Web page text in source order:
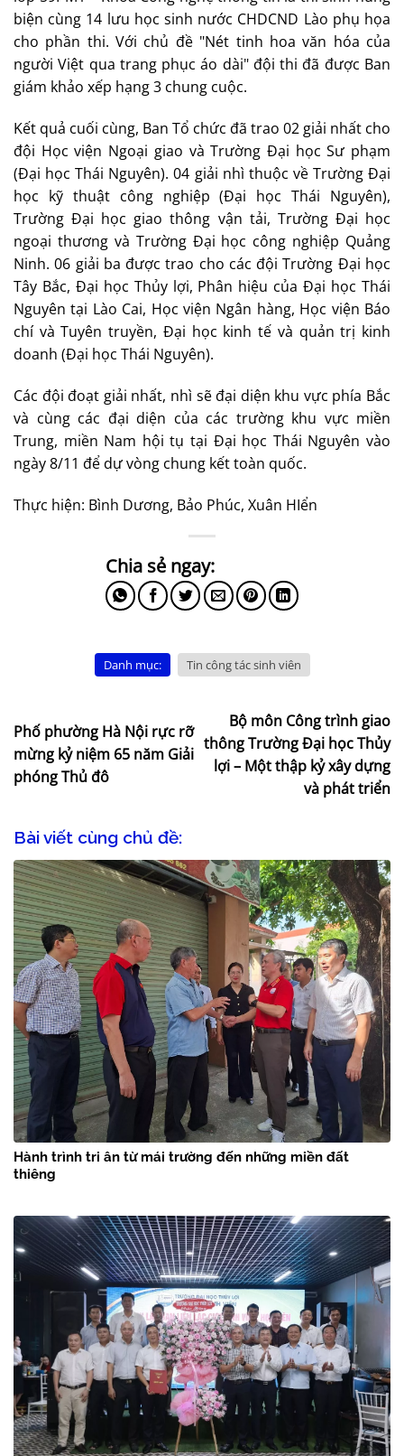
biện cùng 14 lưu học sinh nước CHDCND Lào phụ họa
cho phần thi. Với chủ đề "Nét tinh hoa văn hóa của
người Việt qua trang phục áo dài" đội thi đã được Ban
giám khảo xếp hạng 3 chung cuộc.
Kết quả cuối cùng, Ban Tổ chức đã trao 02 giải nhất cho
đội Học viện Ngoại giao và Trường Đại học Sư phạm
(Đại học Thái Nguyên). 04 giải nhì thuộc về Trường Đại
học kỹ thuật công nghiệp (Đại học Thái Nguyên),
Trường Đại học giao thông vận tải, Trường Đại học
ngoại thương và Trường Đại học công nghiệp Quảng
Ninh. 06 giải ba được trao cho các đội Trường Đại học
Tây Bắc, Đại học Thủy lợi, Phân hiệu của Đại học Thái
Nguyên tại Lào Cai, Học viện Ngân hàng, Học viện Báo
chí và Tuyên truyền, Đại học kinh tế và quản trị kinh
doanh (Đại học Thái Nguyên).
Các đội đoạt giải nhất, nhì sẽ đại diện khu vực phía Bắc
và cùng các đại diện của các trường khu vực miền
Trung, miền Nam hội tụ tại Đại học Thái Nguyên vào
ngày 8/11 để dự vòng chung kết toàn quốc.
Thực hiện: Bình Dương, Bảo Phúc, Xuân HIển
Danh mục: Tin công tác sinh viên
Phố phường Hà Nội rực rỡ
mừng kỷ niệm 65 năm Giải
phóng Thủ đô
Bộ môn Công trình giao
thông Trường Đại học Thủy
lợi – Một thập kỷ xây dựng
và phát triển
Bài viết cùng chủ đề:
Hành trình tri ân từ mái trường đến những miền đất
thiêng